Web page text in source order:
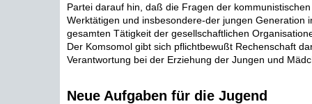
Partei darauf hin, daß die Fragen der
Werktätigen und insbesondere-der jungen Generation
gesamten Tätigkeit der gesellschaftlichen
Der Komsomol gibt sich pflichtbewußt Rechenschaft
Verantwortung bei der Erziehung der Jungen und
Neue Aufgaben für die Jugend